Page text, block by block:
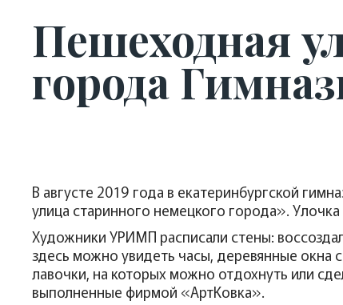
Пешеходная
города
В августе 2019 года в екатеринбургской
улица старинного немецкого города».
Художники УРИМП расписали стены:
здесь можно увидеть часы, деревянные окна
лавочки, на которых можно отдохнуть или
выполненные фирмой «АртКовка».